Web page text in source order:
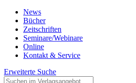
News
Bücher
Zeitschriften
Seminare/Webinare
Online
Kontakt & Service
Erweiterte Suche